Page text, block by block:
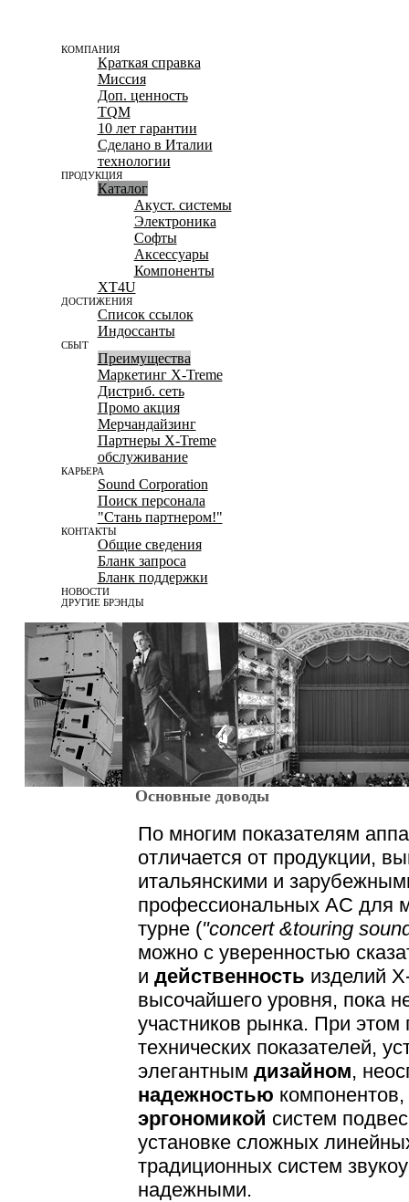
КОМПАНИЯ
Краткая справка
Миссия
Доп. ценность
TQM
10 лет гарантии
Сделано в Италии
технологии
ПРОДУКЦИЯ
Каталог
Акуст. системы
Электроника
Софты
Aксессуары
Компоненты
XT4U
ДОСТИЖЕНИЯ
Список ссылок
Индоссанты
СБЫТ
Преимущества
Маркетинг X-Treme
Дистриб. сеть
Промо акция
Мерчандайзинг
Партнеры X-Treme
обслуживание
КАРЬЕРА
Sound Corporation
Поиск персонала
"Стань партнером!"
КОНТАКТЫ
Общие сведения
Бланк запроса
Бланк поддержки
НОВОСТИ
ДРУГИЕ БРЭНДЫ
Основные доводы
По многим показателям
отличается от продукции,
итальянскими и
профессиональных АС для
турне ("concert &touring
можно с уверенностью
и действенность изделий
высочайшего уровня, пока
участников рынка. При
технических показателей,
элегантным дизайном,
надежностью компонентов,
эргономикой систем
установке сложных
традиционных систем
надежными.